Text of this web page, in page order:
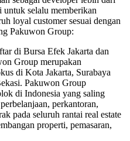
selalu memberikan
loyal customer sesuai dengan
Pakuwon Group:
di Bursa Efek Jakarta dan
Group merupakan
di Kota Jakarta, Surabaya
Pakuwon Group
di Indonesia yang saling
perkantoran,
pada seluruh rantai real estate
properti, pemasaran,